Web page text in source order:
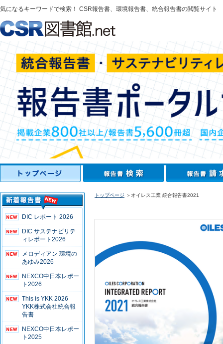
気になるキーワードで検索！ CSR報告書、環境報告書、統合報告書の閲覧サイト
DIC レポート 2026
DIC サステナビリテ
ィレポート2026
メロディアン 環境の
あゆみ2026
NEXCO中日本レポー
ト2026
This is YKK 2026
YKK株式会社統合報
告書
NEXCO中日本レポー
ト2025
トップページ ＞オイレス工業 統合報告書2021